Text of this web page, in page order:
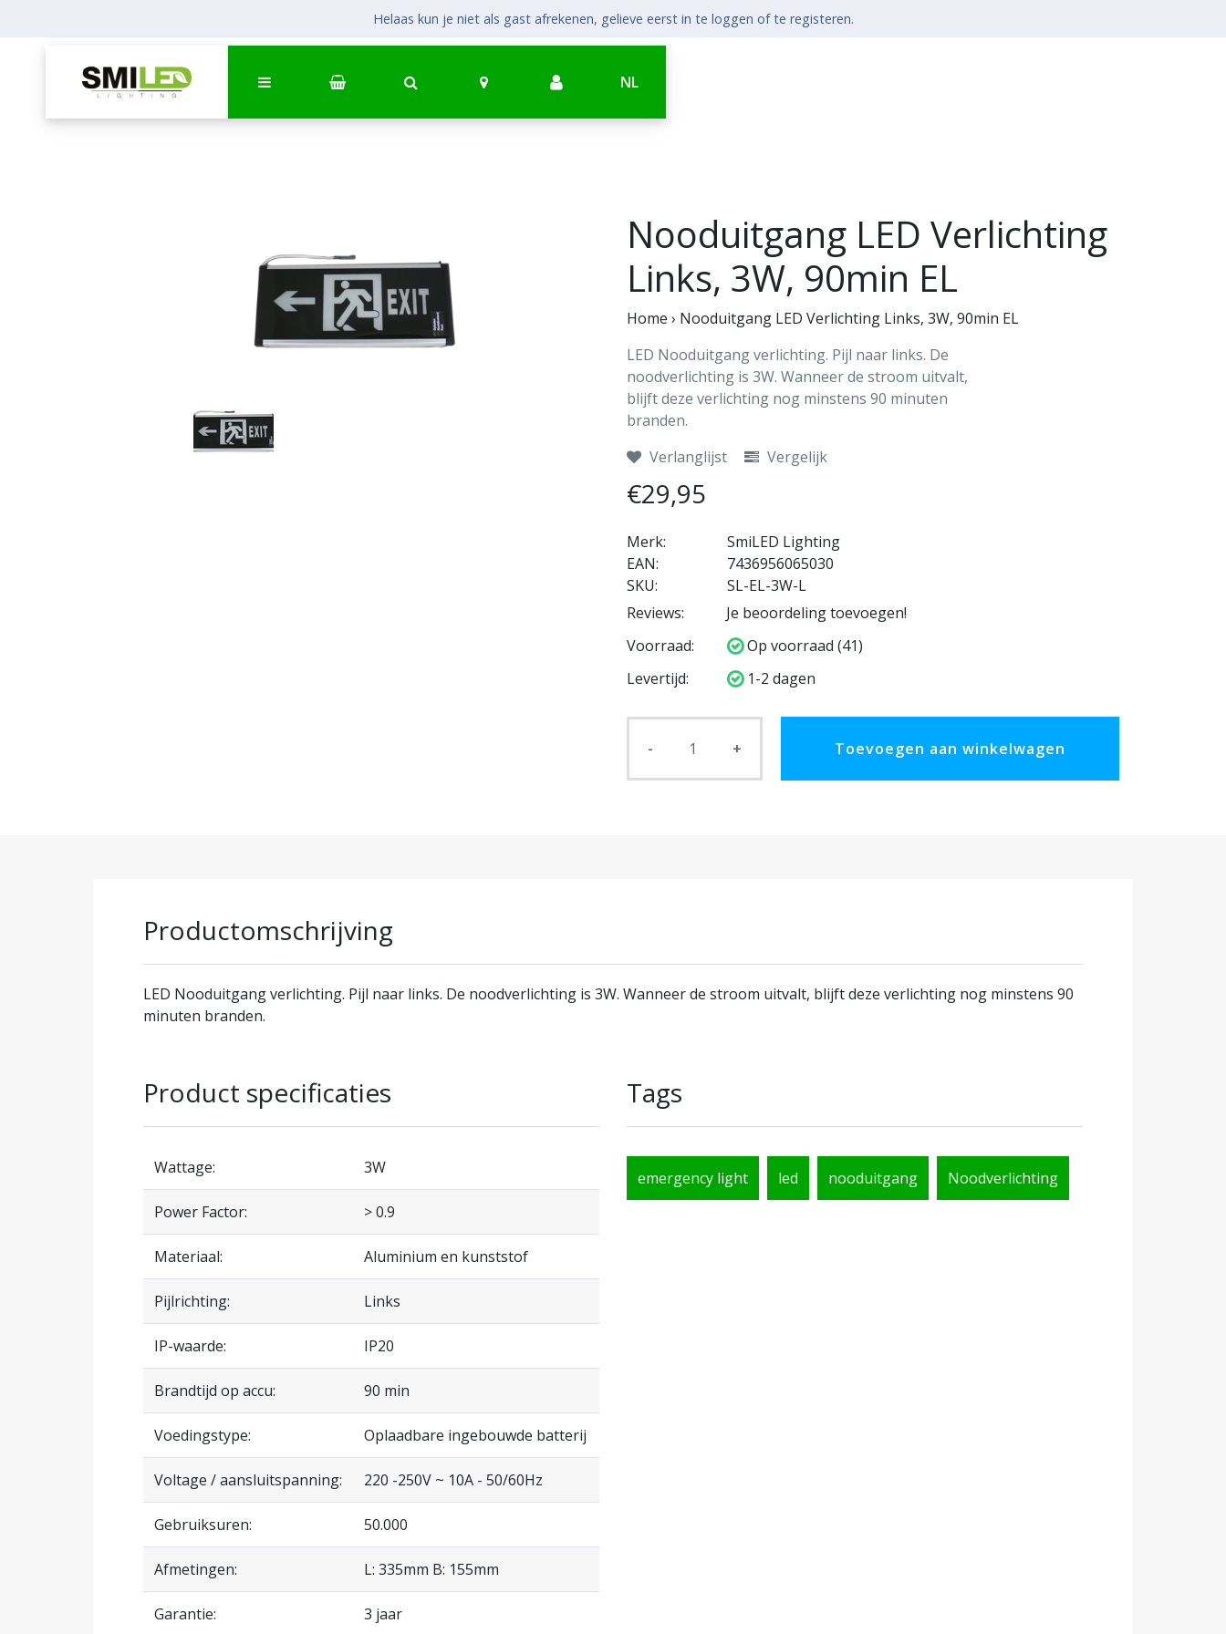
NL
Helaas kun je niet als gast afrekenen, gelieve eerst in te loggen of te registeren.
Nooduitgang LED Verlichting
Links, 3W, 90min EL
Home › Nooduitgang LED Verlichting Links, 3W, 90min EL
LED Nooduitgang verlichting. Pijl naar links. De
noodverlichting is 3W. Wanneer de stroom uitvalt,
blijft deze verlichting nog minstens 90 minuten
branden.
Verlanglijst
Vergelijk
€29,95
Merk:
SmiLED Lighting
EAN:
7436956065030
SKU:
SL-EL-3W-L
Reviews:
Je beoordeling toevoegen!
Voorraad:
Op voorraad (41)
Levertijd:
1-2 dagen
- + Toevoegen aan winkelwagen
Productomschrijving
LED Nooduitgang verlichting. Pijl naar links. De noodverlichting is 3W. Wanneer de stroom uitvalt, blijft deze verlichting nog minstens 90
minuten branden.
Product specificaties
Wattage: 3W
Power Factor: > 0.9
Materiaal: Aluminium en kunststof
Pijlrichting: Links
IP-waarde: IP20
Brandtijd op accu: 90 min
Voedingstype: Oplaadbare ingebouwde batterij
Voltage / aansluitspanning: 220 -250V ~ 10A - 50/60Hz
Gebruiksuren: 50.000
Afmetingen: L: 335mm B: 155mm
Garantie: 3 jaar
Tags
emergency light led nooduitgang Noodverlichting